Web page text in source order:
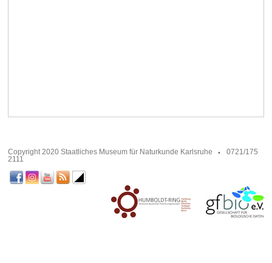
Copyright 2020 Staatliches Museum für Naturkunde Karlsruhe
0721/175
2111